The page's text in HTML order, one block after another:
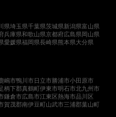
県埼玉県千葉県茨城県新潟県富山県
兵庫県和歌山県京都府広島県岡山県
愛媛県福岡県長崎県熊本県大分県
嶋市鴨川市 日立市勝浦市小田原市
柄下郡真鶴町伊東市明石市北九州市
鎌倉市広島市江東区熱海市品川区
賀茂郡南伊豆町山武市三浦郡葉山町